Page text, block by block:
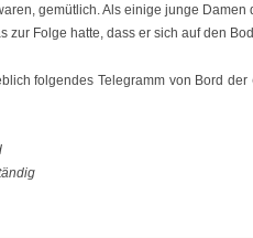
gemütlich. Als einige junge Damen
zur Folge hatte, dass er sich auf den
folgendes Telegramm von Bord der